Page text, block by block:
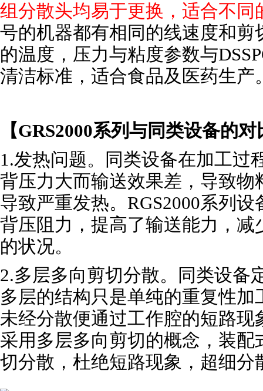
组分散头均易于更换，适合不同
号的机器都有相同的线速度和
的温度，压力与粘度参数与
清洁标准，适合食品及医药生产
【GRS2000系列与同类设备的对
1.发热问题。同类设备在加工过
背压力大而输送效果差，导致
导致严重发热。RGS2000系列
背压阻力，提高了输送能力，
的状况。
2.多层多向剪切分散。同类设备
多层的结构只是单纯的重复性
未经分散便通过工作腔的短路现
采用多层多向剪切的概念，装
切分散，杜绝短路现象，超细分